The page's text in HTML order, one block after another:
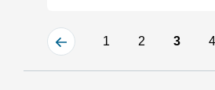
1 2 3 4